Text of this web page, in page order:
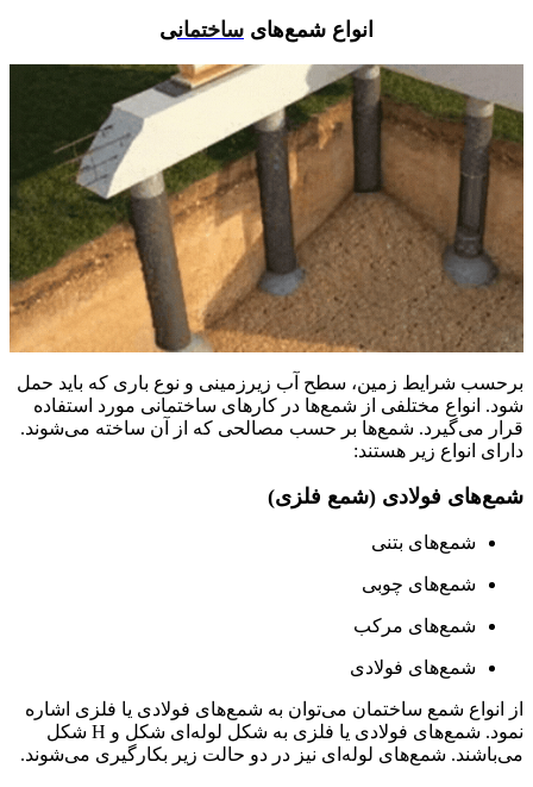
انواع شمع‌های ساختمانی
برحسب شرایط زمین، سطح آب زیرزمینی و نوع باری که باید حمل
شود. انواع مختلفی از شمع‌ها در کارهای ساختمانی مورد استفاده
قرار می‌گیرد. شمع‌ها بر حسب مصالحی که از آن ساخته می‌شوند.
دارای انواع زیر هستند:
شمع‌های فولادی (شمع فلزی)
شمع‌های بتنی
شمع‌های چوبی
شمع‌های مرکب
شمع‌های فولادی
از انواع شمع ساختمان می‌توان به شمع‌های فولادی یا فلزی اشاره
نمود. شمع‌های فولادی یا فلزی به شکل لوله‌ای شکل و H شکل
می‌باشند. شمع‌های لوله‌ای نیز در دو حالت زیر بکارگیری می‌شوند.